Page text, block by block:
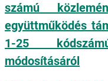
számú
együttműködés
1-25
módosításáról